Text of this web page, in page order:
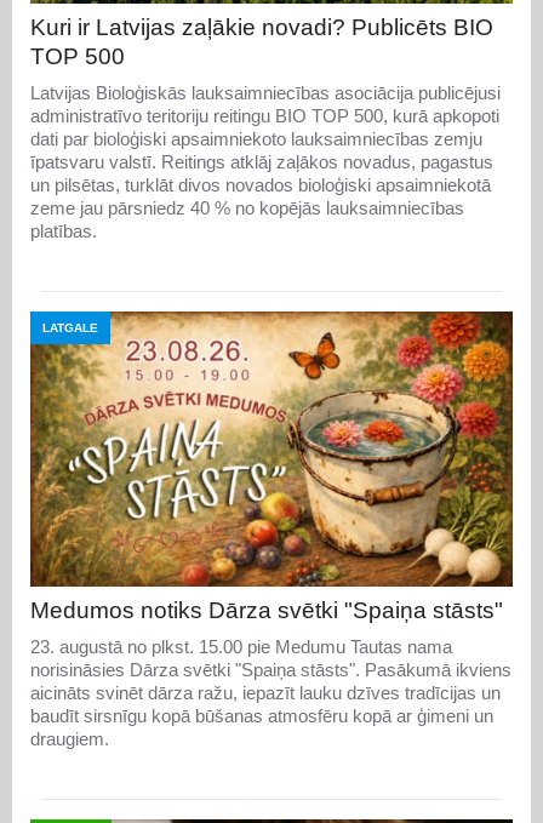
Kuri ir Latvijas zaļākie novadi? Publicēts BIO
TOP 500
Latvijas Bioloģiskās lauksaimniecības asociācija publicējusi
administratīvo teritoriju reitingu BIO TOP 500, kurā apkopoti
dati par bioloģiski apsaimniekoto lauksaimniecības zemju
īpatsvaru valstī. Reitings atklāj zaļākos novadus, pagastus
un pilsētas, turklāt divos novados bioloģiski apsaimniekotā
zeme jau pārsniedz 40 % no kopējās lauksaimniecības
platības.
LATGALE
Medumos notiks Dārza svētki "Spaiņa stāsts"
23. augustā no plkst. 15.00 pie Medumu Tautas nama
norisināsies Dārza svētki "Spaiņa stāsts". Pasākumā ikviens
aicināts svinēt dārza ražu, iepazīt lauku dzīves tradīcijas un
baudīt sirsnīgu kopā būšanas atmosfēru kopā ar ģimeni un
draugiem.